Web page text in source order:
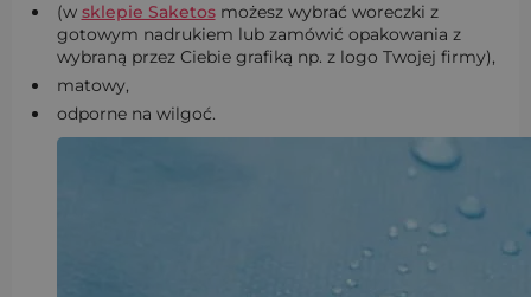
(w sklepie Saketosmożesz wybrać woreczki z
gotowym nadrukiem lub zamówić opakowania z
wybraną przez Ciebie grafiką np. z logo Twojej firmy),
matowy,
odporne na wilgoć.